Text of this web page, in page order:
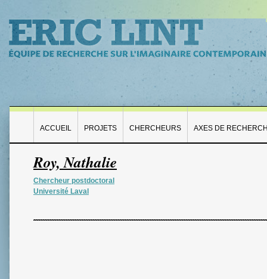
ACCUEIL PROJETS CHERCHEURS AXES DE
Roy, Nathalie
Chercheur postdoctoral
Université Laval